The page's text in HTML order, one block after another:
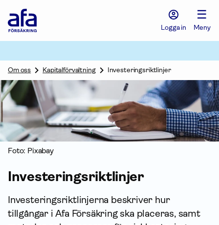
Försäkring
Logga in
☰
Meny
Om oss Kapitalförvaltning Investeringsriktlinjer
Foto: Pixabay
Investerings­riktlinjer
Investeringsriktlinjerna beskriver hur
tillgångar i Afa För­säkring ska placeras, samt